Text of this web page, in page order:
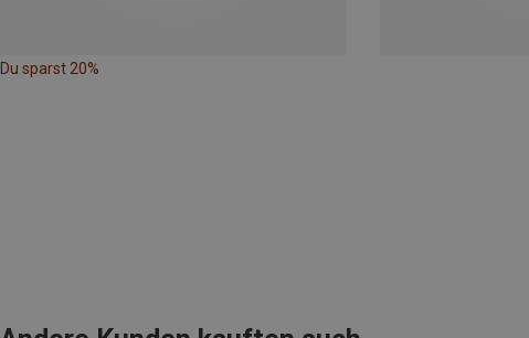
Du sparst 20%